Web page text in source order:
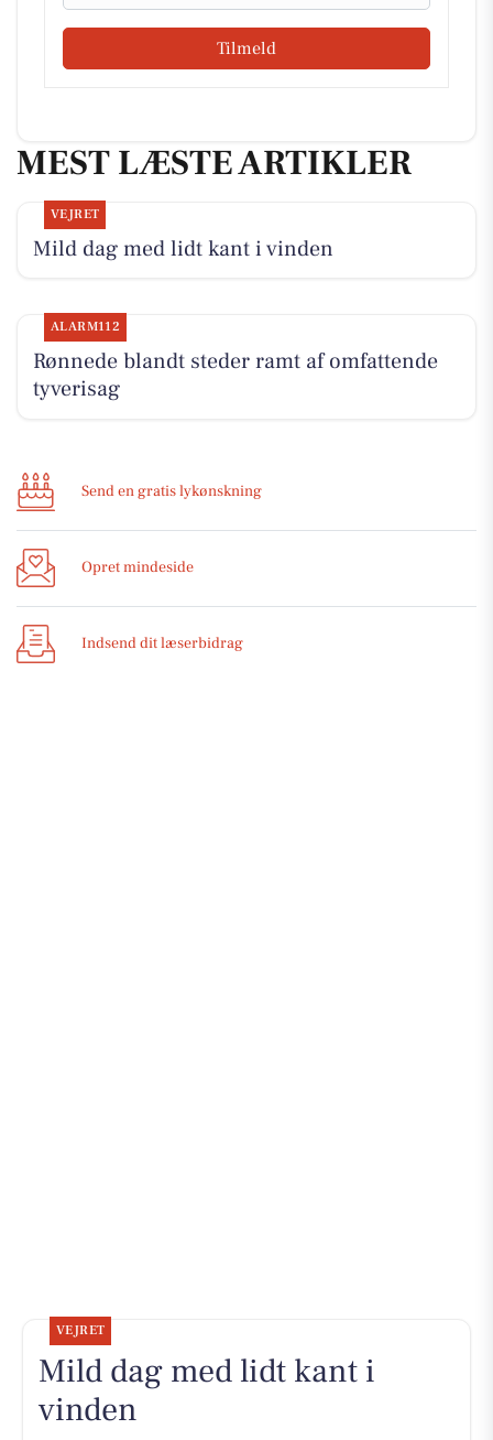
Tilmeld
MEST LÆSTE ARTIKLER
VEJRET
Mild dag med lidt kant i vinden
ALARM112
Rønnede blandt steder ramt af omfattende
tyverisag
Send en gratis lykønskning
Opret mindeside
Indsend dit læserbidrag
VEJRET
Mild dag med lidt kant i
vinden